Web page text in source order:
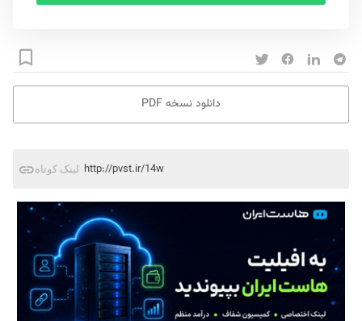
دانلود نسخه PDF
لینک کوتاه http://pvst.ir/14w